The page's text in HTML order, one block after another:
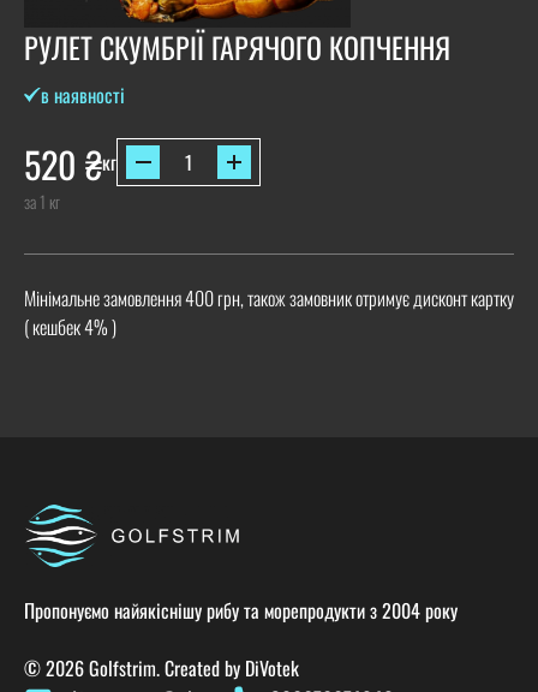
РУЛЕТ СКУМБРІЇ ГАРЯЧОГО КОПЧЕННЯ
в наявності
520 ₴кг
за 1 кг
Мінімальне замовлення 400 грн, також замовник отримує дисконт картку
( кешбек 4% )
Пропонуємо найякіснішу рибу та морепродукти з 2004 року
© 2026 Golfstrim. Created by DiVotek